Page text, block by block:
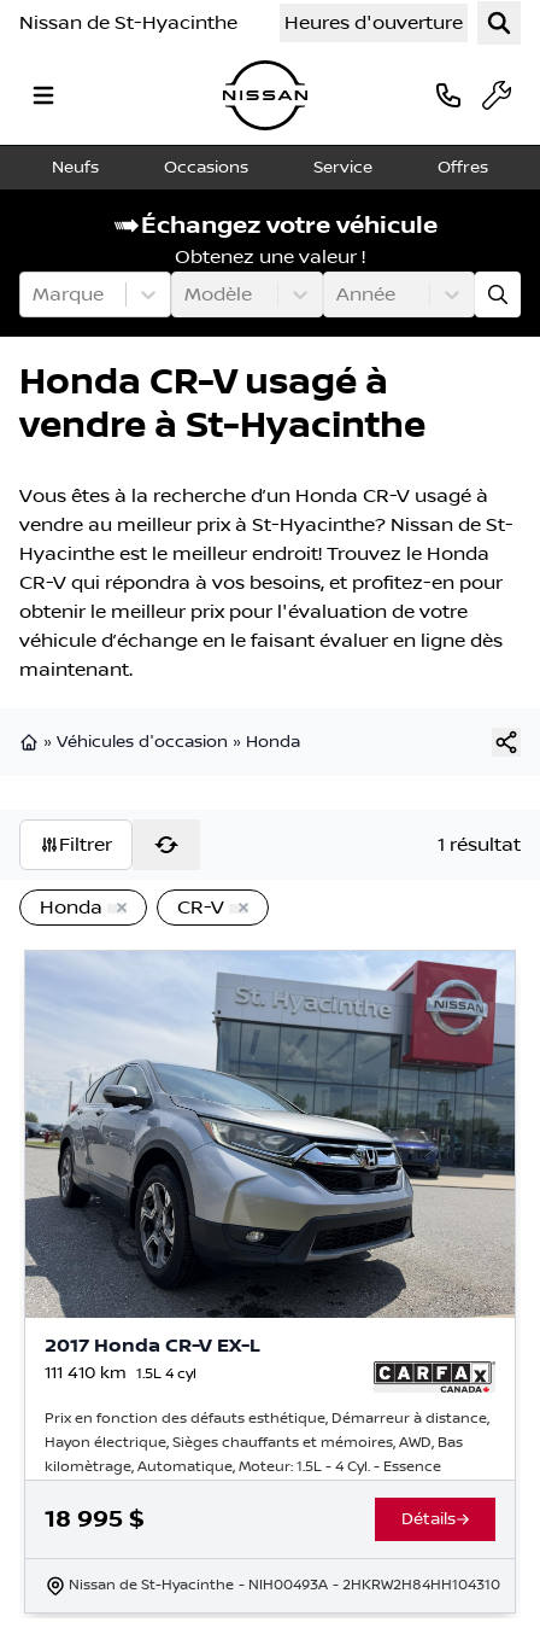
Nissan de St-Hyacinthe Heures d'ouverture
Neufs Occasions Service Offres
Échangez votre véhicule
Obtenez une valeur !
Marque
Modèle Année
Honda CR-V usagé à
vendre à St-Hyacinthe
Vous êtes à la recherche d’un Honda CR-V usagé à
vendre au meilleur prix à St-Hyacinthe? Nissan de St-
Hyacinthe est le meilleur endroit! Trouvez le Honda
CR-V qui répondra à vos besoins, et profitez-en pour
obtenir le meilleur prix pour l'évaluation de votre
véhicule d’échange en le faisant évaluer en ligne dès
maintenant.
» Véhicules d'occasion » Honda
Filtrer 1 résultat
Honda CR-V
2017 Honda CR-V EX-L
111 410 km 1.5L 4 cyl
Prix en fonction des défauts esthétique, Démarreur à distance,
Hayon électrique, Sièges chauffants et mémoires, AWD, Bas
kilomètrage, Automatique, Moteur: 1.5L - 4 Cyl. - Essence
18 995 $ Détails
Nissan de St-Hyacinthe - NIH00493A - 2HKRW2H84HH104310